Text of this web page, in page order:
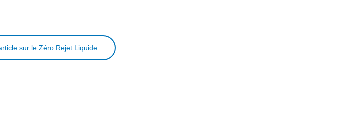
sur le Zéro Rejet Liquide